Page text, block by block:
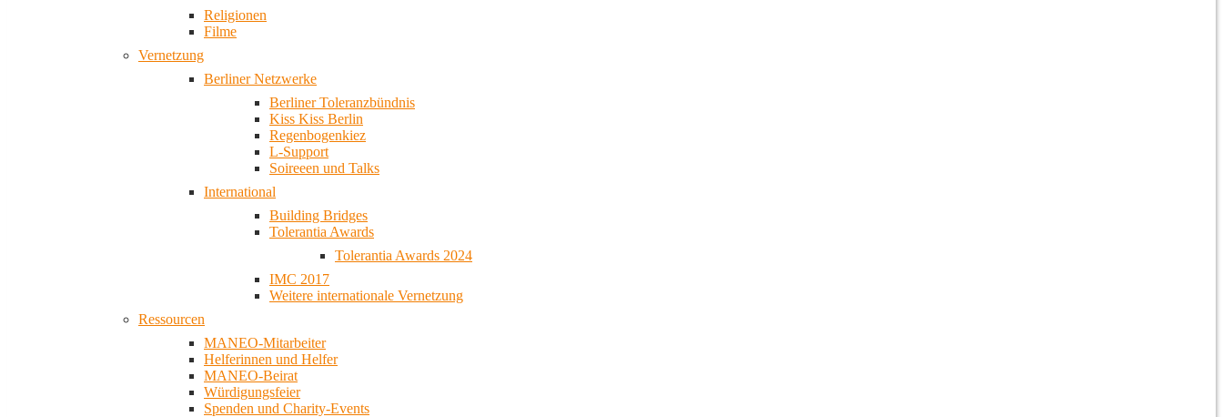
Religionen
Filme
Vernetzung
Berliner Netzwerke
Berliner Toleranzbündnis
Kiss Kiss Berlin
Regenbogenkiez
L-Support
Soireeen und Talks
International
Building Bridges
Tolerantia Awards
Tolerantia Awards 2024
IMC 2017
Weitere internationale Vernetzung
Ressourcen
MANEO-Mitarbeiter
Helferinnen und Helfer
MANEO-Beirat
Würdigungsfeier
Spenden und Charity-Events